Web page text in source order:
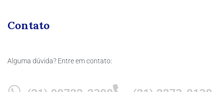
Contato
Alguma dúvida? Entre em contato: